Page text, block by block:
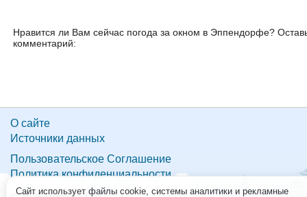
Нравится ли Вам сейчас погода за окном в Эппендорфе?
комментарий:
О сайте
Источники данных
Пользовательское Соглашение
Политика конфиденциальности
Сайт использует файлы cookie, системы аналитики и рекламные